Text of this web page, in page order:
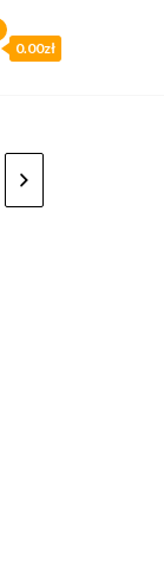
0.00zł